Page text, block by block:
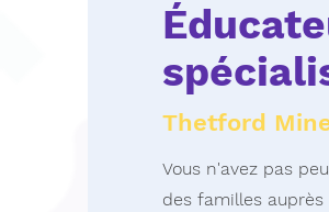
Thetford
Vous n'avez pas
des familles auprès